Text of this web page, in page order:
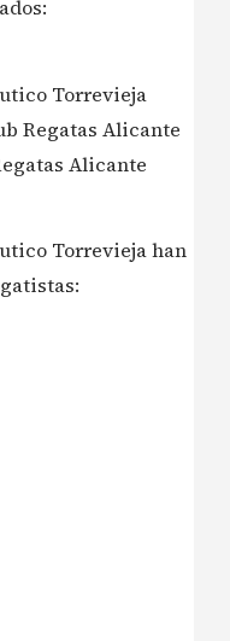
Torrevieja
Regatas Alicante
Alicante
Torrevieja han